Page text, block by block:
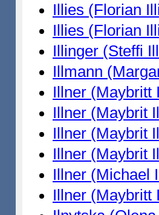
Illies (Florian
Illies (Florian
Illinger (Steffi
Illmann
Illner (Maybritt
Illner (Maybrit
Illner (Maybrit
Illner (Maybrit
Illner (Michael
Illner (Maybritt